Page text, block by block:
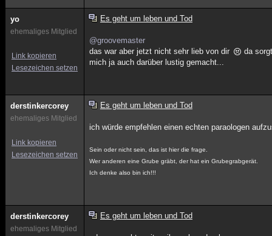
yo
ehemaliges Mitglied
Link kopieren
Lesezeichen setzen
Es geht um leben und Tod
@groovemaster
das war aber jetzt nicht sehr lieb von dir
da
mich ja auch darüber lustig gemacht...
derstinkercorey
ehemaliges Mitglied
Link kopieren
Lesezeichen setzen
Es geht um leben und Tod
ich würde empfehlen einen echten paraologen
Sein oder nicht sein, das ist hier die frage.
Wer anderen eine Grube gräbt, der hat ein Grubegrabgerät.
Ich denke also bin ich!!!
derstinkercorey
ehemaliges Mitglied
Es geht um leben und Tod